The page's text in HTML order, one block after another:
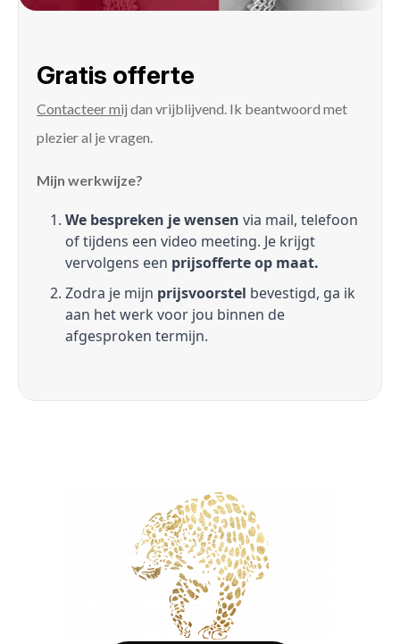
Gratis offerte
Contacteer mij dan vrijblijvend. Ik beantwoord met
plezier al je vragen.
Mijn werkwijze?
We bespreken je wensen via mail, telefoon
of tijdens een video meeting. Je krijgt
vervolgens een prijsofferte op maat.
Zodra je mijn prijsvoorstel bevestigd, ga ik
aan het werk voor jou binnen de
afgesproken termijn.